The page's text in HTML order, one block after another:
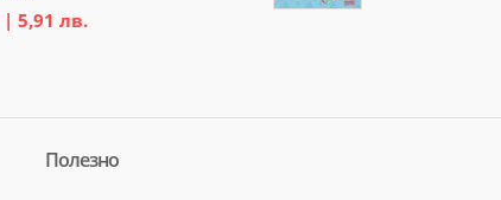
| 5,91 лв.
Полезно